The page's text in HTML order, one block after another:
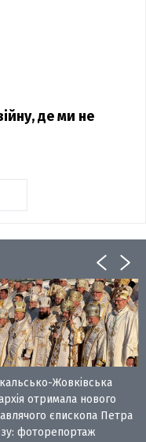
де ми не
Жовківська
отримала нового
єпископа Петра
фоторепортаж